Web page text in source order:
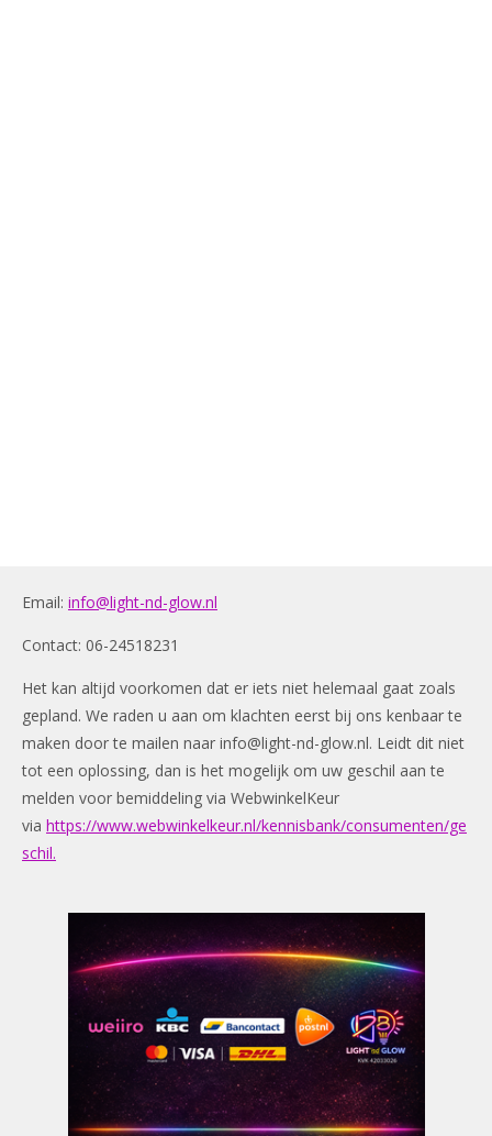
Email: info@light-nd-glow.nl
Contact: 06-24518231
Het kan altijd voorkomen dat er iets niet helemaal gaat zoals
gepland. We raden u aan om klachten eerst bij ons kenbaar te
maken door te mailen naar info@light-nd-glow.nl. Leidt dit niet
tot een oplossing, dan is het mogelijk om uw geschil aan te
melden voor bemiddeling via WebwinkelKeur
via https://www.webwinkelkeur.nl/kennisbank/consumenten/ge
schil.